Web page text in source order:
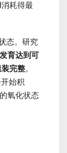
耗得最
态。研究
育达到可
完整。
始积
氧化状态